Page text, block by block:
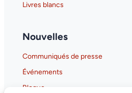
Livres blancs
Nouvelles
Communiqués de presse
Événements
Blogue